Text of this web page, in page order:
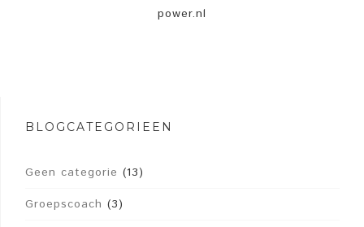
power.nl
BLOGCATEGORIEËN
Geen categorie (13)
Groepscoach (3)